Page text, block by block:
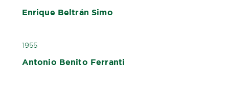
Enrique Beltrán Simo
1955
Antonio Benito Ferranti